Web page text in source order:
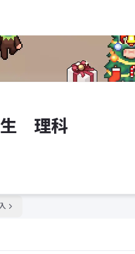
　理科